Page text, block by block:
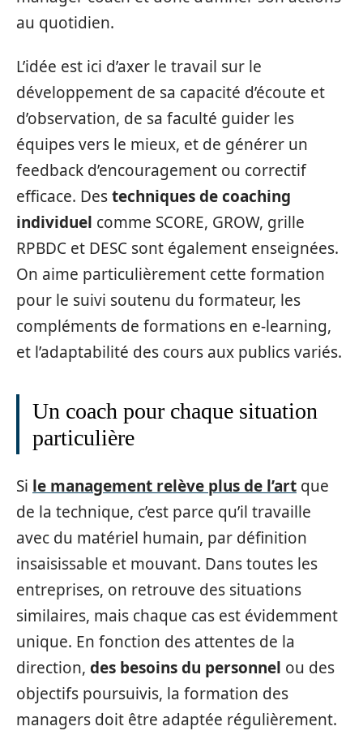
au quotidien.
L’idée est ici d’axer le travail sur le
développement de sa capacité d’écoute et
d’observation, de sa faculté guider les
équipes vers le mieux, et de générer un
feedback d’encouragement ou correctif
efficace. Destechniques de coaching
individuel comme SCORE, GROW, grille
RPBDC et DESC sont également enseignées.
On aime particulièrement cette formation
pour le suivi soutenu du formateur, les
compléments de formations en e-learning,
et l’adaptabilité des cours aux publics variés.
Un coach pour chaque situation
particulière
Si le management relève plus de l’art que
de la technique, c’est parce qu’il travaille
avec du matériel humain, par définition
insaisissable et mouvant. Dans toutes les
entreprises, on retrouve des situations
similaires, mais chaque cas est évidemment
unique. En fonction des attentes de la
direction, des besoins du personnel ou des
objectifs poursuivis, la formation des
managers doit être adaptée régulièrement.